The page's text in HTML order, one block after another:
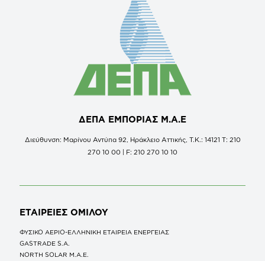
ΔΕΠΑ ΕΜΠΟΡΙΑΣ Μ.Α.Ε
Διεύθυνση: Μαρίνου Αντύπα 92, Ηράκλειο Αττικής, Τ.Κ.: 14121 Τ: 210
270 10 00 | F: 210 270 10 10
ΕΤΑΙΡΕΙΕΣ ΟΜΙΛΟΥ
ΦΥΣΙΚΟ ΑΕΡΙΟ-ΕΛΛΗΝΙΚΗ ΕΤΑΙΡΕΙΑ ΕΝΕΡΓΕΙΑΣ
GASTRADE S.A.
NORTH SOLAR M.Α.Ε.